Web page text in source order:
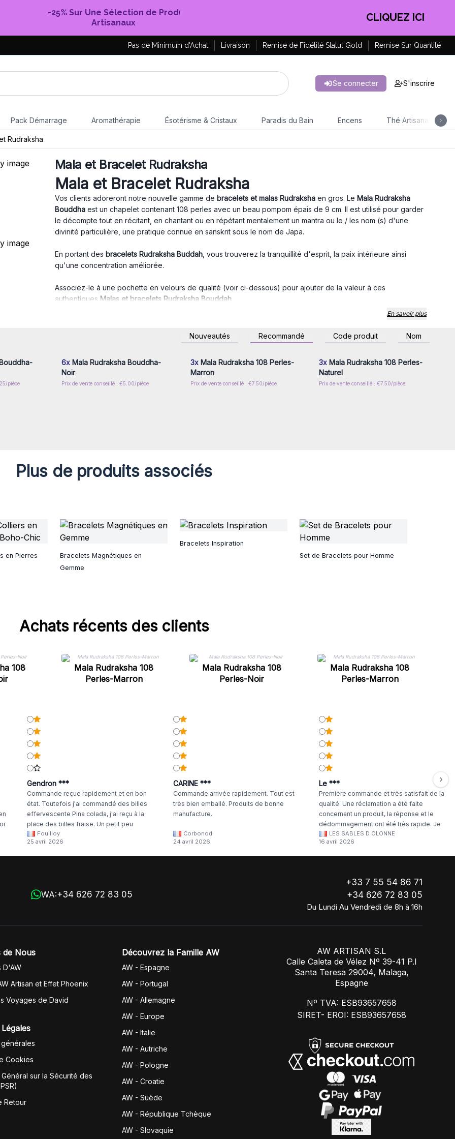
-25% Sur Une Sélection de Produits
Artisanaux
EN PROFITER !
Pas de Minimum d'Achat Livraison Remise de Fidélité Statut Gold Remise Sur Quantité
Se connecter S'inscrire
Pack Démarrage Aromathérapie Ésotérisme & Cristaux Paradis du Bain Encens Thé Artisanal
Rudraksha
Mala et Bracelet Rudraksha
Mala et Bracelet Rudraksha
Vos clients adoreront notre nouvelle gamme de bracelets et malas Rudraksha en gros. Le Mala Rudraksha
Bouddha est un chapelet contenant 108 perles avec un beau pompom épais de 9 cm. Il est utilisé pour garder
le décompte tout en récitant, en chantant ou en répétant mentalement un mantra ou le / les nom (s) d'une
divinité particulière, une pratique connue en sanskrit sous le nom de Japa.
En portant des bracelets Rudraksha Buddah , vous trouverez la tranquillité d'esprit, la paix intérieure ainsi
qu'une concentration améliorée.
Associez-le à une pochette en velours de qualité (voir ci-dessous) pour ajouter de la valeur à ces
authentiques Malas et bracelets Rudraksha Bouddah
En savoir plus
Nouveautés Recommandé Code produit Nom
pièce
6x Mala Rudraksha Bouddha-
Noir
Prix de vente conseillé : €5.00/pièce
Connectez-vous ou inscrivez-
vous pour accéder aux prix de
gros
3xMala Rudraksha 108 Perles-
Marron
Prix de vente conseillé : €7.50/pièce
Connectez-vous ou inscrivez-
vous pour accéder aux prix de
gros
3x Mala Rudraksha 108 Perles-
Naturel
Prix de vente conseillé : €7.50/pièce
Plus de produits associés
en Pierres
Bracelets Magnétiques en
Gemme
Bracelets Inspiration
Set de Bracelets pour Homme
Achats récents des clients
108
Mala Rudraksha 108
Perles-Marron
Mala Rudraksha 108
Perles-Noir
Mala Rudraksha 108
Perles-Marron
Gendron ***
Commande reçue rapidement et en bon
état. Toutefois j'ai commandé des billes
effervescente Pina colada, j'ai reçu à la
place des billes fraise. Un petit peu
dommage
Fouilloy
25 avril 2026
CARINE ***
Commande arrivée rapidement. Tout est
très bien emballé. Produits de bonne
manufacture.
Corbonod
24 avril 2026
Le ***
Première commande et très satisfait de la
qualité. Une réclamation a été faite
concernant un produit, la réponse et le
dédommagement ont été très rapide. Je
continuerai à commander chez WA Artisan
!
LES SABLES D OLONNE
16 avril 2026
WA:+34 626 72 83 05
+33 7 55 54 86 71
+34 626 72 83 05
Du Lundi Au Vendredi de 8h à 16h
de Nous
D'AW
Artisan et Effet Phoenix
Voyages de David
Cookies
sur la Sécurité des
Retour
Découvrez la Famille AW
AW - Espagne
AW - Portugal
AW - Allemagne
AW - Europe
AW - Italie
AW - Autriche
AW - Pologne
AW - Croatie
AW - Suède
AW - République Tchèque
AW - Slovaquie
AW ARTISAN S.L
Calle Caleta de Vélez Nº 39-41 P.I
Santa Teresa 29004, Malaga,
Espagne
Nº TVA: ESB93657658
SIRET- EROI: ESB93657658